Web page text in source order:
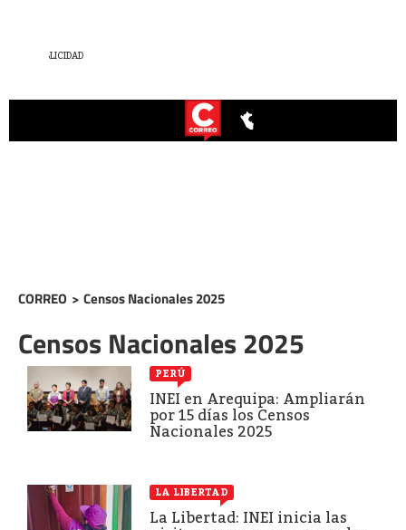
CORREO > Censos Nacionales 2025
Censos Nacionales 2025
PERÚ
INEI en Arequipa: Ampliarán
por 15 días los Censos
Nacionales 2025
LA LIBERTAD
La Libertad: INEI inicia las